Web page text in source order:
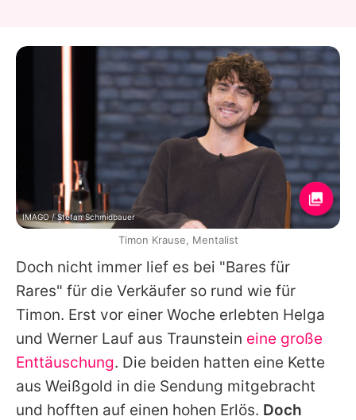
Doch nicht immer lief es bei "Bares für
Rares" für die Verkäufer so rund wie für
Timon. Erst vor einer Woche erlebten Helga
und Werner Lauf aus Traunstein eine große
Enttäuschung. Die beiden hatten eine Kette
aus Weißgold in die Sendung mitgebracht
und hofften auf einen hohen Erlös. Doch
IMAGO / Stefan Schmidbauer
Timon Krause, Mentalist